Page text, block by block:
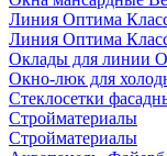
Линия Оптима
Линия Оптима
Оклады для линии
Окно-люк для
Стеклосетки
Стройматериалы
Стройматериалы